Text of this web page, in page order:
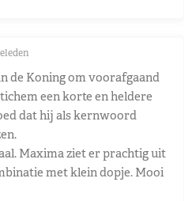
de Koning om voorafgaand
een korte en heldere
dat hij als kernwoord
Maxima ziet er prachtig uit
met klein dopje. Mooi